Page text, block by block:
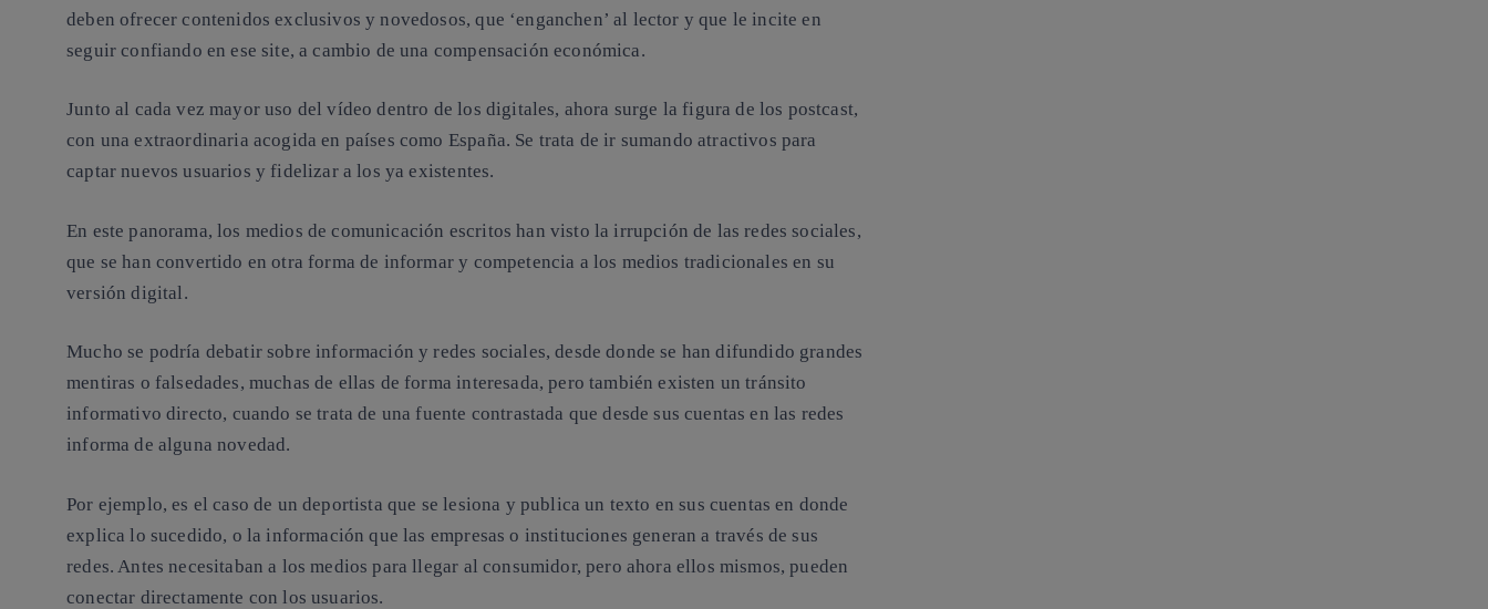
deben ofrecer contenidos exclusivos y novedosos, que ‘enganchen’ al lector y que le incite en
seguir confiando en ese site, a cambio de una compensación económica.
Junto al cada vez mayor uso del vídeo dentro de los digitales, ahora surge la figura de los postcast,
con una extraordinaria acogida en países como España. Se trata de ir sumando atractivos para
captar nuevos usuarios y fidelizar a los ya existentes.
En este panorama, los medios de comunicación escritos han visto la irrupción de las redes sociales,
que se han convertido en otra forma de informar y competencia a los medios tradicionales en su
versión digital.
Mucho se podría debatir sobre información y redes sociales, desde donde se han difundido grandes
mentiras o falsedades, muchas de ellas de forma interesada, pero también existen un tránsito
informativo directo, cuando se trata de una fuente contrastada que desde sus cuentas en las redes
informa de alguna novedad.
Por ejemplo, es el caso de un deportista que se lesiona y publica un texto en sus cuentas en donde
explica lo sucedido, o la información que las empresas o instituciones generan a través de sus
redes. Antes necesitaban a los medios para llegar al consumidor, pero ahora ellos mismos, pueden
conectar directamente con los usuarios.